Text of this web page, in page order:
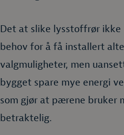
Det at slike lysstoffrør
behov for å få installert
valgmuligheter, men
bygget spare mye energi
som gjør at pærene bruker
betraktelig.